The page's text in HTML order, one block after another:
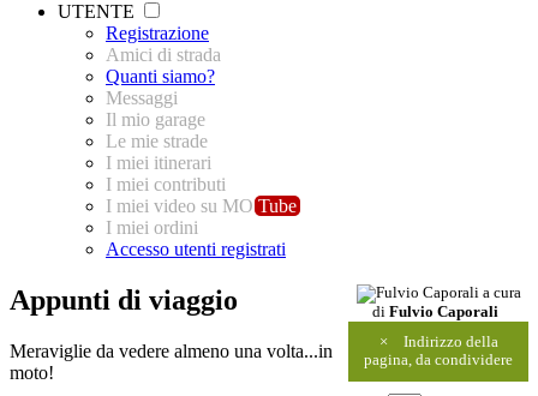
UTENTE
Registrazione
Amici di strada
Quanti siamo?
Messaggi
Il mio garage
Le mie strade
I miei itinerari
I miei contributi
I miei video su MO Tube
I miei ordini
Accesso utenti registrati
a cura
di Fulvio Caporali
×
Indirizzo della
pagina, da condividere
Appunti di viaggio
Meraviglie da vedere almeno una volta...in
moto!